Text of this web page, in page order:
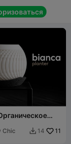
 
Chic  14 11